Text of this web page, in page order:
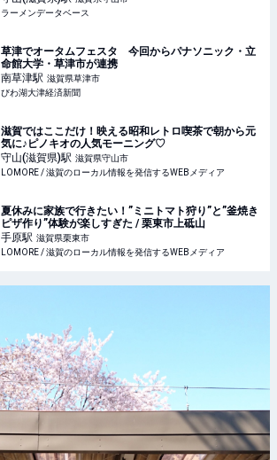
ラーメンデータベース
草津でオータムフェスタ 今回からパナソニック・立
命館大学・草津市が連携
南草津駅 滋賀県草津市
びわ湖大津経済新聞
滋賀ではここだけ！映える昭和レトロ喫茶で朝から元
気に♪ピノキオの人気モーニング♡
守山(滋賀県)駅 滋賀県守山市
LOMORE / 滋賀のローカル情報を発信するWEBメディア
夏休みに家族で行きたい！”ミニトマト狩り”と”釜焼き
ピザ作り”体験が楽しすぎた / 栗東市上砥山
手原駅 滋賀県栗東市
LOMORE / 滋賀のローカル情報を発信するWEBメディア